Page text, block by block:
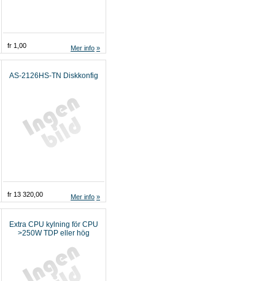
fr 1,00 Mer info
AS-2126HS-TN Diskkonfig
fr 13 320,00 Mer info
Extra CPU kylning för CPU
>250W TDP eller hög